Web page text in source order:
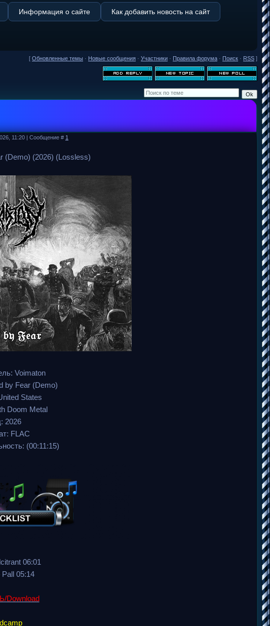
Информация о сайте Как добавить новость на сайт
[ Обновленные темы · Новые сообщения · Участники · Правила форума · Поиск · RSS ]
11:20 | Сообщение # 1
(Demo) (2026) (Lossless)
Voimaton
by Fear (Demo)
States
Doom Metal
2026
FLAC
(00:11:15)
06:01
Pall 05:14
Download